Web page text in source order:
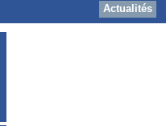
Actualités